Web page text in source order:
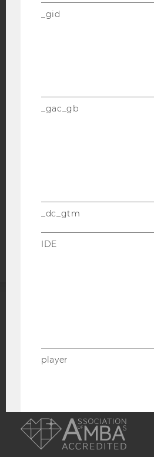
STUDIENBEWERBER*INNEN
Webseite
_gid
_gac_gb
_dc_gtm
IDE
player